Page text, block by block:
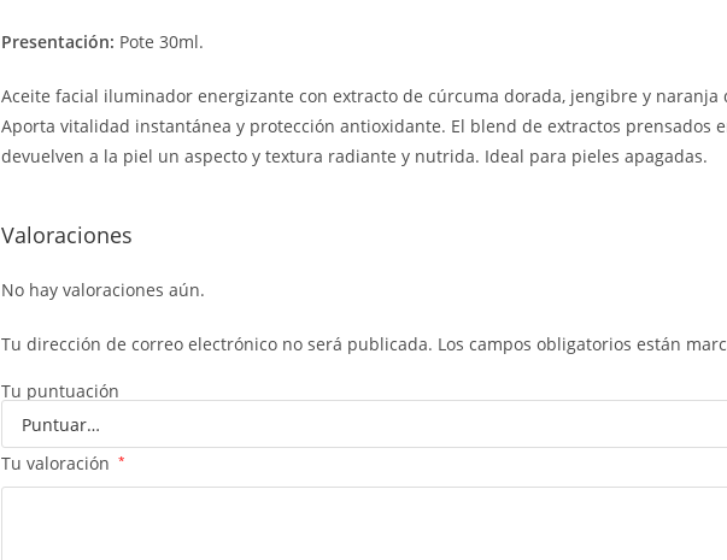
Presentación: Pote 30ml.
Aceite facial iluminador energizante con extracto de cúrcuma dorada, jengibre y
Aporta vitalidad instantánea y protección antioxidante. El blend de extractos prensados
devuelven a la piel un aspecto y textura radiante y nutrida. Ideal para pieles apagadas.
Valoraciones
No hay valoraciones aún.
Tu dirección de correo electrónico no será publicada. Los campos obligatorios están
Tu puntuación
Tu valoración *